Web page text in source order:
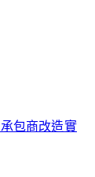
承包商改造​​實